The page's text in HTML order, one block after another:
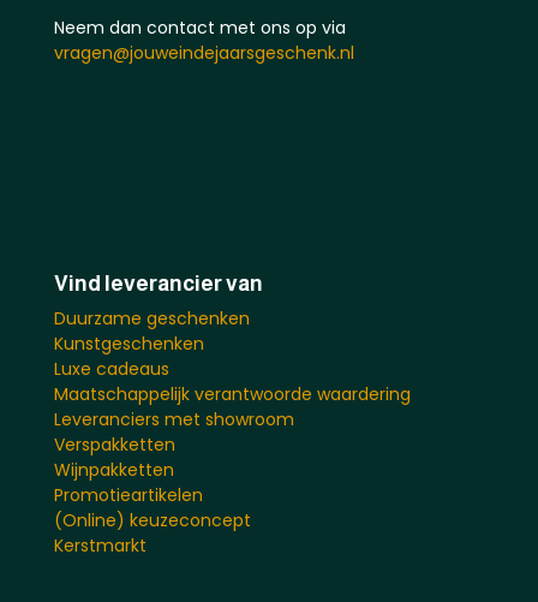
Neem dan contact met ons op via
vragen@jouweindejaarsgeschenk.nl
Vind leverancier van
Duurzame geschenken
Kunstgeschenken
Luxe cadeaus
Maatschappelijk verantwoorde waardering
Leveranciers met showroom
Verspakketten
Wijnpakketten
Promotieartikelen
(Online) keuzeconcept
Kerstmarkt